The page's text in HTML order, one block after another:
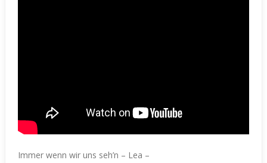
Immer wenn wir uns seh’n – Lea –